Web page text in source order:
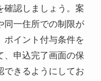
確認しましょう。案
同一住所での制限が
ポイント付与条件を
、申込完了画面の保
できるようにしてお